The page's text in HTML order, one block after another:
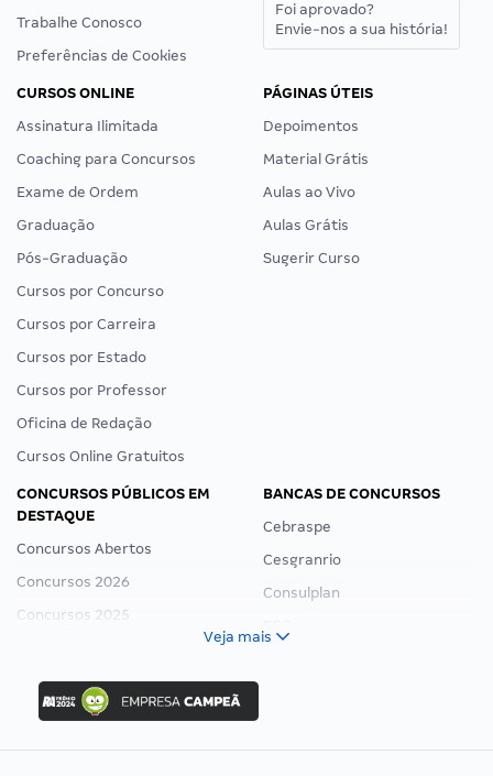
Trabalhe Conosco
Preferências de Cookies
Foi aprovado?
Envie-nos a sua história!
CURSOS ONLINE
Assinatura Ilimitada
Coaching para Concursos
Exame de Ordem
Graduação
Pós-Graduação
Cursos por Concurso
Cursos por Carreira
Cursos por Estado
Cursos por Professor
Oficina de Redação
Cursos Online Gratuitos
PÁGINAS ÚTEIS
Depoimentos
Material Grátis
Aulas ao Vivo
Aulas Grátis
Sugerir Curso
CONCURSOS PÚBLICOS EM
DESTAQUE
Concursos Abertos
Concursos 2026
Concursos 2025
Concurso Ibama
Concurso MPU
Editais publicados
BANCAS DE CONCURSOS
Cebraspe
Cesgranrio
Consulplan
Veja mais